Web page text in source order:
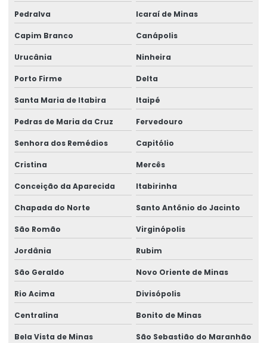
Pedralva Icaraí de Minas
Capim Branco Canápolis
Urucânia Ninheira
Porto Firme Delta
Santa Maria de Itabira Itaipé
Pedras de Maria da Cruz Fervedouro
Senhora dos Remédios Capitólio
Cristina Mercês
Conceição da Aparecida Itabirinha
Chapada do Norte Santo Antônio do Jacinto
São Romão Virginópolis
Jordânia Rubim
São Geraldo Novo Oriente de Minas
Rio Acima Divisópolis
Centralina Bonito de Minas
Bela Vista de Minas São Sebastião do Maranhão